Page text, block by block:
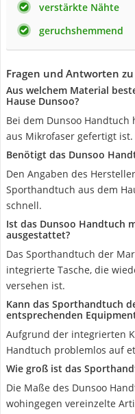
verstärkte Nähte
geruchshemmend
Fragen und Antworten
Aus welchem Material
Hause Dunsoo?
Bei dem Dunsoo Handtuch
aus Mikrofaser gefertigt ist.
Benötigt das Dunsoo
Den Angaben des
Sporthandtuch aus dem
schnell.
Ist das Dunsoo Handtuch
ausgestattet?
Das Sporthandtuch der
integrierte Tasche, die
versehen ist.
Kann das Sporthandtuch
entsprechenden
Aufgrund der integrierten
Handtuch problemlos auf
Wie groß ist das
Die Maße des Dunsoo
wohingegen vereinzelte